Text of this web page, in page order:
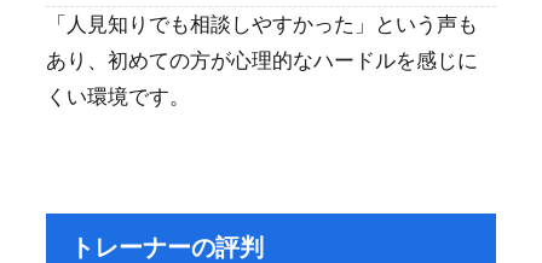
「人見知りでも相談しやすかった」という声も
あり、初めての方が心理的なハードルを感じに
くい環境です。
トレーナーの評判